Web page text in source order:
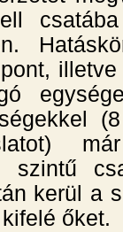
kerül a
őket.